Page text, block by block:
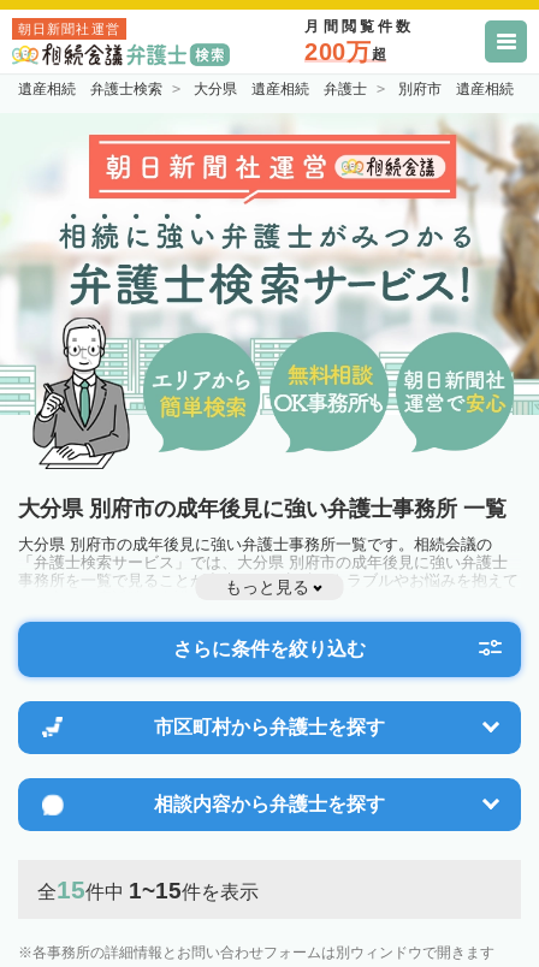
朝日新聞社運営 月間閲覧件数
200万超
遺産相続 弁護士検索 大分県 遺産相続 弁護士 別府市 遺産相続
大分県 別府市の成年後見に強い弁護士事務所 一覧
大分県 別府市の成年後見に強い弁護士事務所一覧です。相続会議の
「弁護士検索サービス」では、大分県 別府市の成年後見に強い弁護士
事務所を一覧で見ることが出来ます。相続のトラブルやお悩みを抱えて
いる方は一度近隣の弁護士に相談してみましょう。
もっと見る
さらに条件を絞り込む
市区町村から弁護士を探す
相談内容から弁護士を探す
全15件中 1~15件を表示
各事務所の詳細情報とお問い合わせフォームは別ウィンドウで開きます